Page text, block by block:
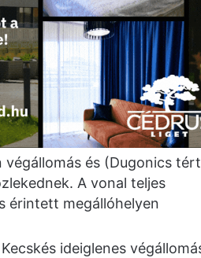
végállomás és (Dugonics
A vonal teljes
érintett megállóhelyen
ideiglenes